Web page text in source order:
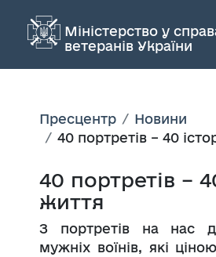
Міністерство у
ветеранів України
Пресцентр
Новини
40 портретів – 40
40 портретів –
життя
З портретів на нас
мужніх воїнів, які